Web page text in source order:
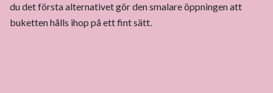
du det första alternativet gör den smalare öppningen att
buketten hålls ihop på ett fint sätt.